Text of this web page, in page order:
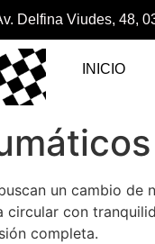
Delfina Viudes, 48,
INICIO
un cambio
con
completa.